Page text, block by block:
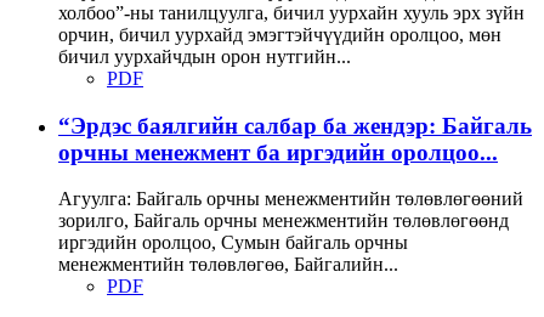
холбоо”-ны танилцуулга, бичил уурхайн хууль эрх зүйн
орчин, бичил уурхайд эмэгтэйчүүдийн оролцоо, мөн
бичил уурхайчдын орон нутгийн...
PDF
“Эрдэс баялгийн салбар ба жендэр: Байгаль
орчны менежмент ба иргэдийн оролцоо...
Агуулга: Байгаль орчны менежментийн төлөвлөгөөний
зорилго, Байгаль орчны менежментийн төлөвлөгөөнд
иргэдийн оролцоо, Сумын байгаль орчны
менежментийн төлөвлөгөө, Байгалийн...
PDF